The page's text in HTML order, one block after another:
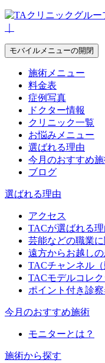
モバイルメニューの開閉
施術メニュー
料金表
症例写真
ドクター情報
クリニック一覧
お悩みメニュー
選ばれる理由
今月のおすすめ
ブログ
選ばれる理由
アクセス
TACが選ばれる理
芸能などの職業
遠方からお越し
TACチャンネル（
TACモデルコレ
ポイント付き診
今月のおすすめ施術
モニターとは？
施術から探す